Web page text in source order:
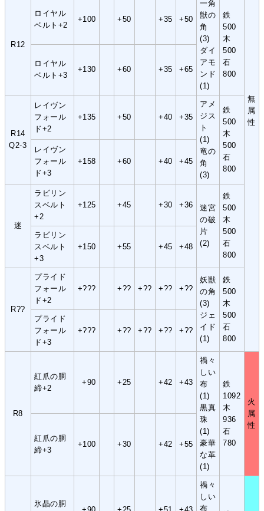
無
属
性
R12
ロイヤル
ベルト+2
+100 +50 +35 +50
一角
獣の
角
(3)
ダイ
アモ
ンド
(1)
鉄
500
木
500
石
800
ロイヤル
ベルト+3
+130 +60 +35 +65
R14
Q2-3
レイヴン
フォール
ド+2
+135 +50 +40 +35
アメ
ジス
ト
(1)
竜の
角
(3)
鉄
500
木
500
石
800
レイヴン
フォール
ド+3
+158 +60 +40 +45
迷
ラビリン
スベルト
+2
+125 +45 +30 +36
迷宮
の破
片
(2)
鉄
500
木
500
石
800
ラビリン
スベルト
+3
+150 +55 +45 +48
R??
プライド
フォール
ド+2
+??? +?? +?? +?? +??
妖獣
の角
(3)
ジェ
イド
(1)
鉄
500
木
500
石
800
プライド
フォール
ド+3
+??? +?? +?? +?? +??
R8
紅爪の胴
締+2
+90 +25 +42 +43
禍々
しい
布
(1)
黒真
珠
(1)
豪華
な革
(1)
鉄
1092
木
936
石
780
火
属
性
紅爪の胴
締+3
+100 +30 +42 +55
氷晶の胴
禍々
しい
布